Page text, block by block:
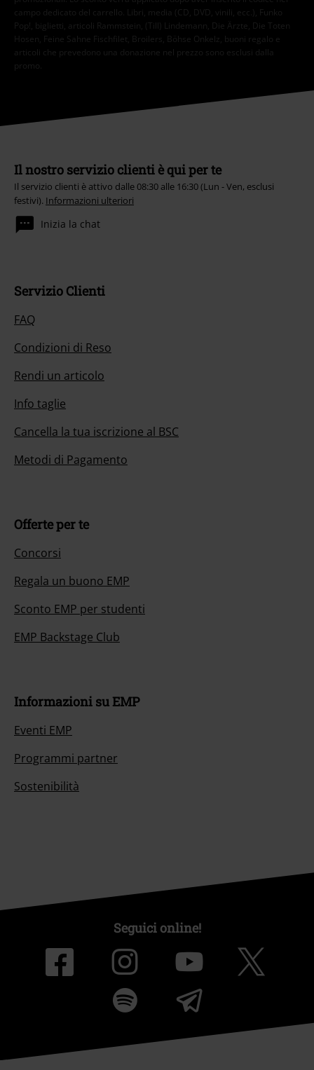
campo dedicato del carrello. Libri, media (CD, DVD, vinili, ecc.), Funko
Pop!, biglietti, articoli Rammstein, (Till) Lindemann, Die Ärzte, Die Toten
Hosen, Feine Sahne Fischfilet, Broilers, Böhse Onkelz, buoni regalo e
articoli che prevedono una donazione nel prezzo sono esclusi dalla
promo.
Il nostro servizio clienti è qui per te
Il servizio clienti è attivo dalle 08:30 alle 16:30 (Lun - Ven, esclusi
festivi). Informazioni ulteriori
Inizia la chat
Servizio Clienti
FAQ
Condizioni di Reso
Rendi un articolo
Info taglie
Cancella la tua iscrizione al BSC
Metodi di Pagamento
Offerte per te
Concorsi
Regala un buono EMP
Sconto EMP per studenti
EMP Backstage Club
Informazioni su EMP
Eventi EMP
Programmi partner
Sostenibilità
Seguici online!